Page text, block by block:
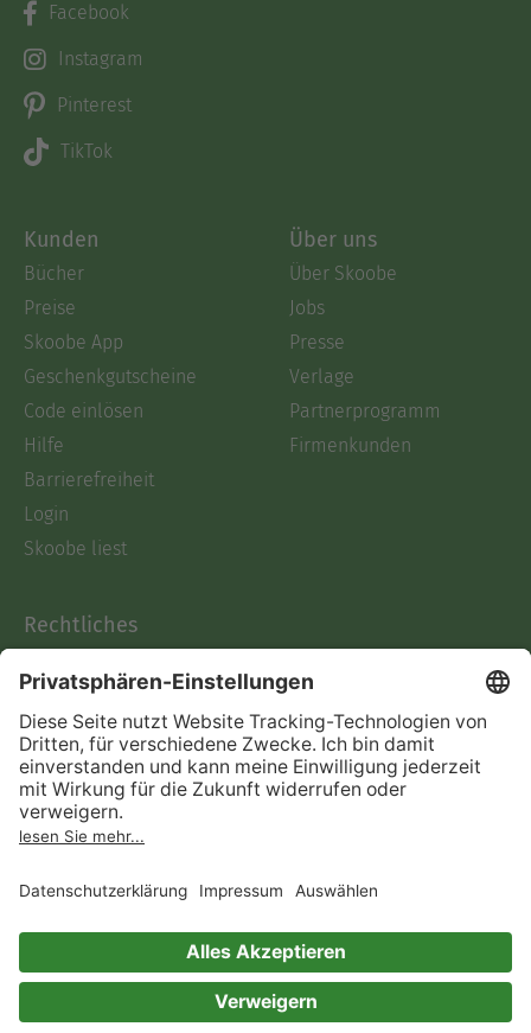
Facebook
Instagram
Pinterest
TikTok
Kunden
Bücher
Preise
Skoobe App
Geschenkgutscheine
Code einlösen
Hilfe
Barrierefreiheit
Login
Skoobe liest
Über uns
Über Skoobe
Jobs
Presse
Verlage
Partnerprogramm
Firmenkunden
Rechtliches
AGB
Informationen nach Data
Act
Verträge hier kündigen
Impressum
Immer ein gutes Buch